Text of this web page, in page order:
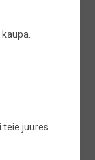
teie juures.